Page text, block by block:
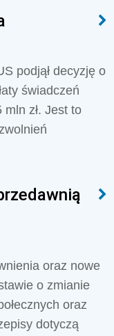
podjął decyzję o
świadczeń
zł. Jest to
oraz nowe
o zmianie
oraz
dotyczą